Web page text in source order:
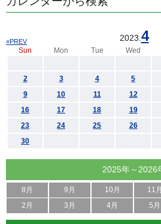
2023. 4
«PREV
Sun Mon Tue Wed
2
3 4 5
9
10 11 12
16
17 18 19
23
24 25 26
30
2025年～2026
8月 9月 10月 11月
2月
3月 4月 5月